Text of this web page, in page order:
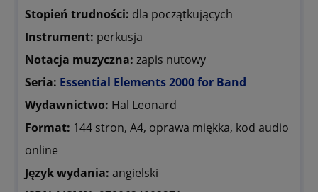
Stopień trudności: dla początkujących
Instrument: perkusja
Notacja muzyczna: zapis nutowy
Seria: Essential Elements 2000 for Band
Wydawnictwo: Hal Leonard
Format: 144 stron, A4, oprawa miękka, kod audio
online
Język wydania: angielski